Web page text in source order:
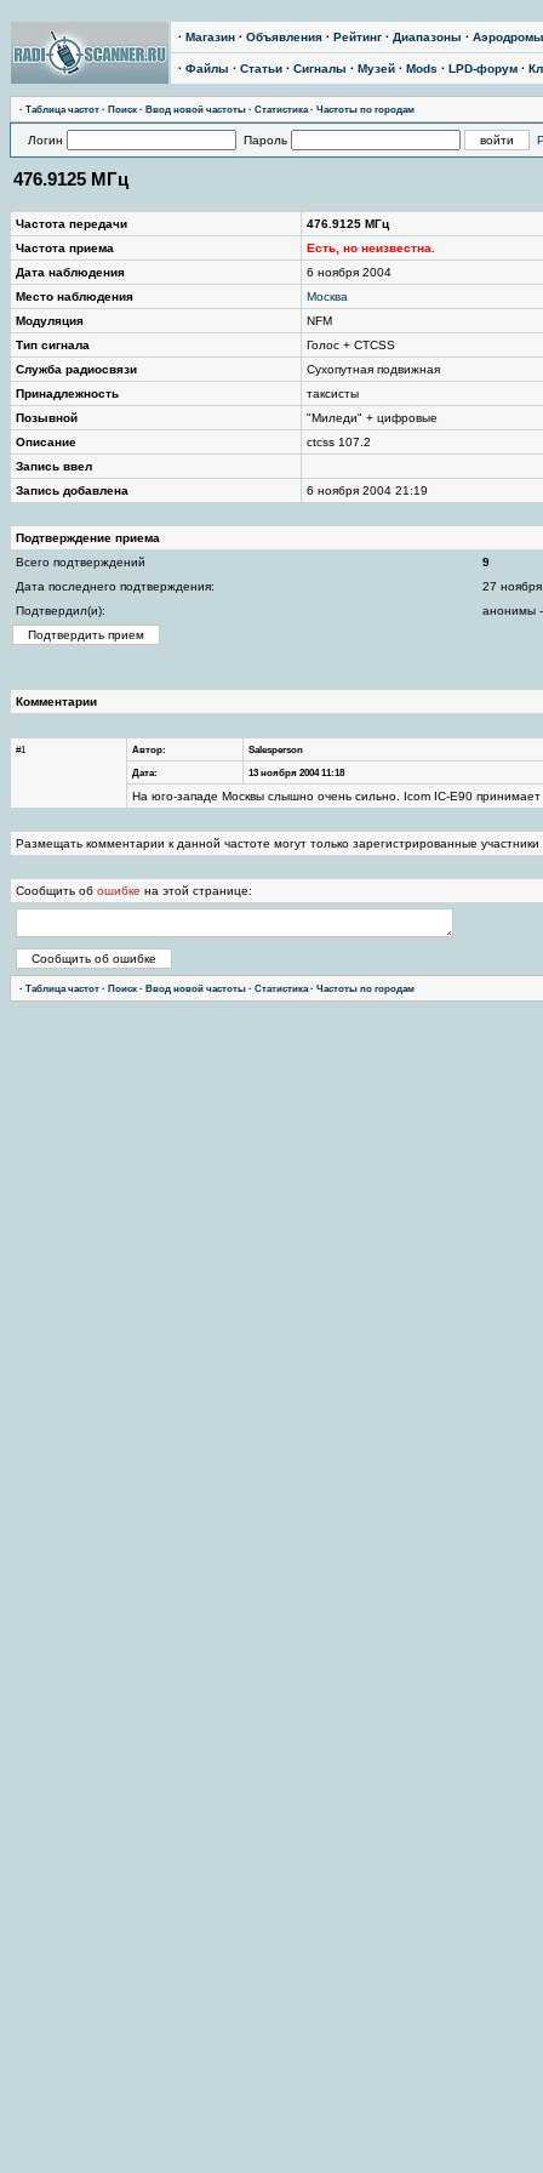
· Магазин · Объявления · Рейтинг · Диапазоны · Аэродромы
· Файлы · Статьи · Сигналы · Музей · Mods · LPD-форум ·
· Таблица частот · Поиск · Ввод новой частоты · Статистика· Частоты по городам
Логин Пароль
476.9125 МГц
Частота передачи
476.9125 МГц
Частота приема
Есть, но неизвестна.
Дата наблюдения
6 ноября 2004
Место наблюдения
Москва
Модуляция
NFM
Тип сигнала
Голос + CTCSS
Служба радиосвязи
Сухопутная подвижная
Принадлежность
таксисты
Позывной
"Миледи" + цифровые
Описание
ctcss 107.2
Запись ввел
Запись добавлена
6 ноября 2004 21:19
Подтверждение приема
Всего подтверждений
9
Дата последнего подтверждения:
27
Подтвердил(и):
анонимы
Комментарии
#1 Автор:
Salesperson
Дата:
13 ноября 2004 11:18
На юго-западе Москвы слышно очень сильно. Icom IC-E90
Размещать комментарии к данной частоте могут только зарегистрированные
Сообщить об ошибке на этой странице:
· Таблица частот · Поиск · Ввод новой частоты · Статистика· Частоты по городам